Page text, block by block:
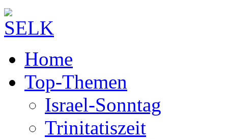
Home
Top-Themen
Israel-Sonntag
Trinitatiszeit